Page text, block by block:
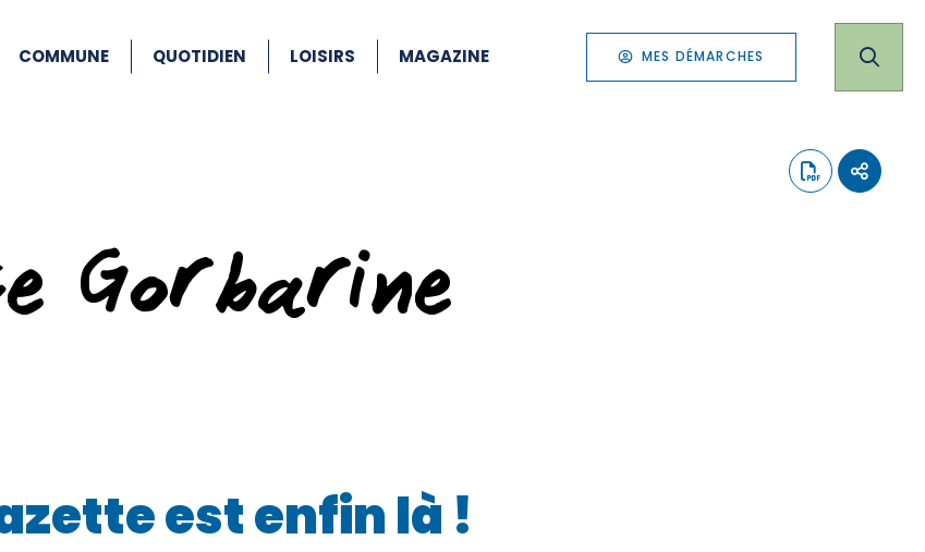
COMMUNE QUOTIDIEN LOISIRS MAGAZINE MES DÉMARCHES
Gorbarine
est enfin là !